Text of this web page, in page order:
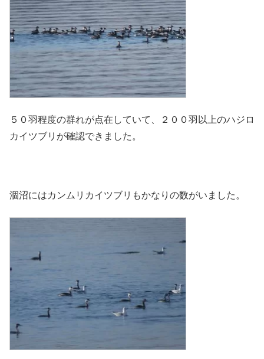
５０羽程度の群れが点在していて、２００羽以上のハジロ
カイツブリが確認できました。
涸沼にはカンムリカイツブリもかなりの数がいました。